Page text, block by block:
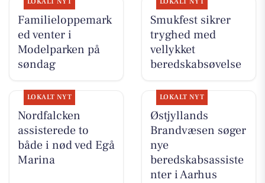
Familieloppemark
ed venter i
Modelparken på
søndag
Smukfest sikrer
tryghed med
vellykket
beredskabsøvelse
LOKALT NYT
Nordfalcken
assisterede to
både i nød ved Egå
Marina
LOKALT NYT
Østjyllands
Brandvæsen søger
nye
beredskabsassiste
nter i Aarhus